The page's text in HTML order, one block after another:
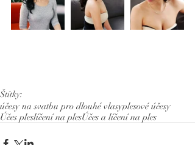
Štítky:
účesy na svatbu pro dlouhé vlasyplesové účesy
Účes pleslíčení na plesÚčes a líčení na ples